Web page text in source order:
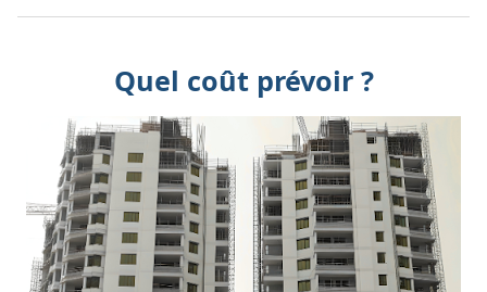
Quel coût prévoir ?